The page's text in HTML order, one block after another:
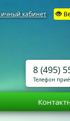
кабинет
8 (495)
Телефон